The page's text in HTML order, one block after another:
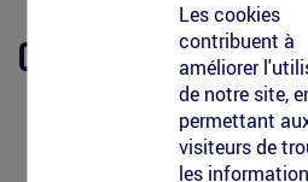
Les cookies
contribuent à
améliorer
de notre site,
permettant
visiteurs de
les
Clean-Tag opère